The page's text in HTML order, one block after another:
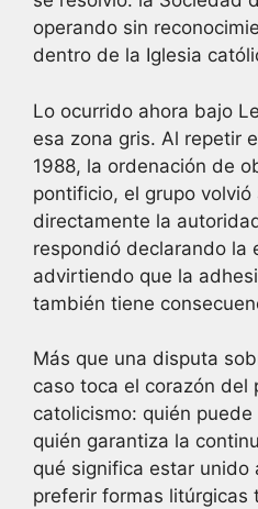
operando sin
dentro de la Iglesia
Lo ocurrido ahora bajo
esa zona gris. Al repetir
1988, la ordenación de
pontificio, el grupo
directamente la
respondió declarando la
advirtiendo que la
también tiene
Más que una disputa
caso toca el corazón del
catolicismo: quién
quién garantiza la
qué significa estar unido
preferir formas litúrgicas